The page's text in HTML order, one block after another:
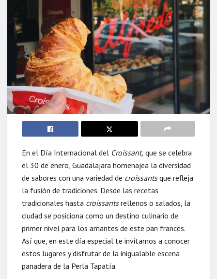
En el Día Internacional del Croissant, que se celebra
el 30 de enero, Guadalajara homenajea la diversidad
de sabores con una variedad de croissantsque refleja
la fusión de tradiciones. Desde las recetas
tradicionales hasta croissantsrellenos o salados, la
ciudad se posiciona como un destino culinario de
primer nivel para los amantes de este pan francés.
Así que, en este día especial te invitamos a conocer
estos lugares y disfrutar de la inigualable escena
panadera de la Perla Tapatía.